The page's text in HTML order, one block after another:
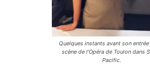
Quelques instants avant son
scène de l'Opéra de Toulon dans
Pacific.